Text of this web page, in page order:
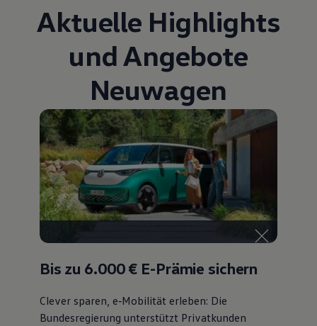
Aktuelle Highlights
und Angebote
Neuwagen
Bis zu 6.000 € E-Prämie sichern
Clever sparen, e‑Mobilität erleben: Die
Bundesregierung unterstützt Privatkunden